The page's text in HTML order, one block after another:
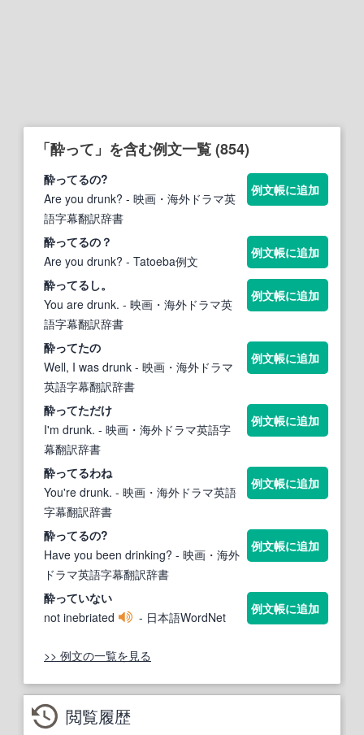
「酔って」を含む例文一覧 (854)
酔ってるの?
Are you drunk? - 映画・海外ドラマ英
語字幕翻訳辞書
例文帳に追加
酔ってるの？
Are you drunk? - Tatoeba例文
例文帳に追加
酔ってるし。
You are drunk. - 映画・海外ドラマ英
語字幕翻訳辞書
例文帳に追加
酔ってたの
Well, I was drunk - 映画・海外ドラマ
英語字幕翻訳辞書
例文帳に追加
酔ってただけ
I'm drunk. - 映画・海外ドラマ英語字
幕翻訳辞書
例文帳に追加
酔ってるわね
You're drunk. - 映画・海外ドラマ英語
字幕翻訳辞書
例文帳に追加
酔ってるの?
Have you been drinking? - 映画・海外
ドラマ英語字幕翻訳辞書
例文帳に追加
酔っていない
not inebriated
- 日本語WordNet
例文帳に追加
>> 例文の一覧を見る
閲覧履歴